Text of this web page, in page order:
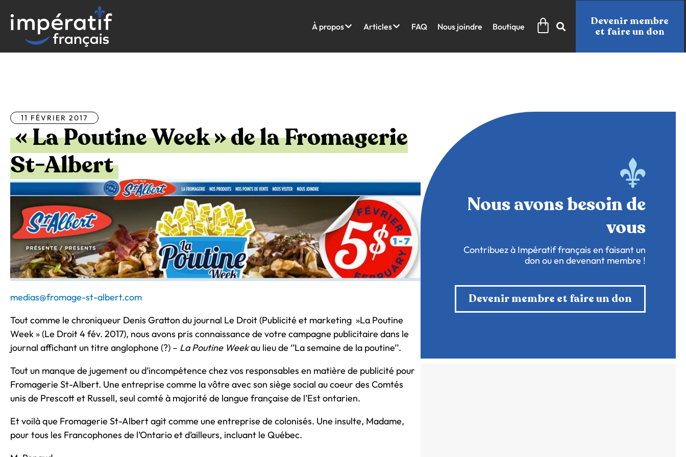
contenu
À propos Articles FAQ Nous joindre Boutique Panier
Devenir membre
et faire un don
11 FÉVRIER 2017
« La Poutine Week » de la Fromagerie
St-Albert
medias@fromage-st-albert.com
Tout comme le chroniqueur Denis Gratton du journal Le Droit (Publicité et marketing »La Poutine
Week » (Le Droit 4 fév. 2017), nous avons pris connaissance de votre campagne publicitaire dans le
journal affichant un titre anglophone (?) – La Poutine Weekau lieu de ‘’La semaine de la poutine’’.
Tout un manque de jugement ou d’incompétence chez vos responsables en matière de publicité pour
Fromagerie St-Albert. Une entreprise comme la vôtre avec son siège social au coeur des Comtés
unis de Prescott et Russell, seul comté à majorité de langue française de l’Est ontarien.
Et voilà que Fromagerie St-Albert agit comme une entreprise de colonisés. Une insulte, Madame,
pour tous les Francophones de l’Ontario et d’ailleurs, incluant le Québec.
Nous avons besoin de
vous
Contribuez à Impératif français en faisant un
don ou en devenant membre !
Devenir membre et faire un don